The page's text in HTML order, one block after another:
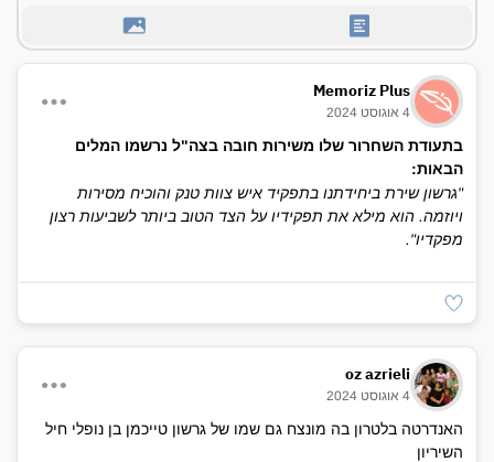
Memoriz Plus
4 אוגוסט 2024
בתעודת השחרור שלו משירות חובה בצה"ל נרשמו המלים
הבאות:
"גרשון שירת ביחידתנו בתפקיד איש צוות טנק והוכיח מסירות
ויוזמה. הוא מילא את תפקידיו על הצד הטוב ביותר לשביעות רצון
מפקדיו".
oz azrieli
4 אוגוסט 2024
האנדרטה בלטרון בה מונצח גם שמו של גרשון טייכמן בן נופלי חיל
השיריון